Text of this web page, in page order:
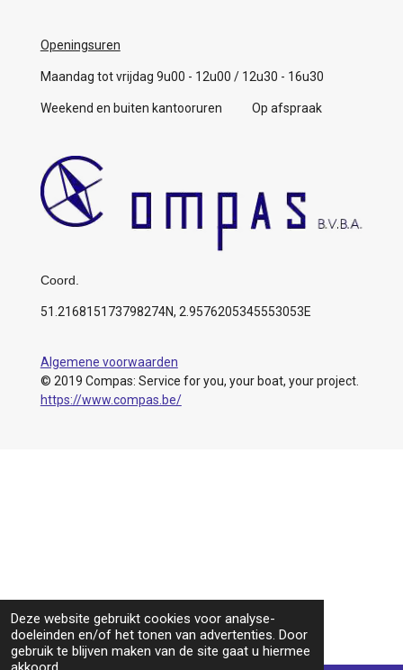
Deze website gebruikt cookies voor analyse-
doeleinden en/of het tonen van advertenties. Door
gebruik te blijven maken van de site gaat u hiermee
Openingsuren
Maandag tot vrijdag 9u00 - 12u00 / 12u30 - 16u30
Weekend en buiten kantooruren Op afspraak
Coord.
51.216815173798274N, 2.9576205345553053E
Algemene voorwaarden
© 2019 Compas: Service for you, your boat, your project.
https://www.compas.be/